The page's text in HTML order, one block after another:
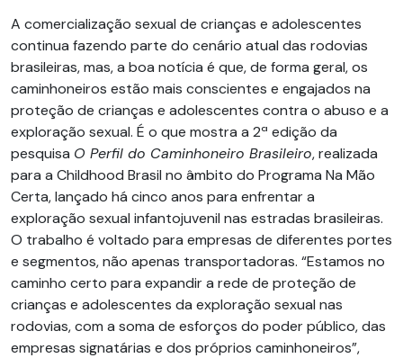
A comercialização sexual de crianças e adolescentes
continua fazendo parte do cenário atual das rodovias
brasileiras, mas, a boa notícia é que, de forma geral, os
caminhoneiros estão mais conscientes e engajados na
proteção de crianças e adolescentes contra o abuso e a
exploração sexual. É o que mostra a 2ª edição da
pesquisa O Perfil do Caminhoneiro Brasileiro, realizada
para a Childhood Brasil no âmbito do Programa Na Mão
Certa, lançado há cinco anos para enfrentar a
exploração sexual infantojuvenil nas estradas brasileiras.
O trabalho é voltado para empresas de diferentes portes
e segmentos, não apenas transportadoras. “Estamos no
caminho certo para expandir a rede de proteção de
crianças e adolescentes da exploração sexual nas
rodovias, com a soma de esforços do poder público, das
empresas signatárias e dos próprios caminhoneiros”,